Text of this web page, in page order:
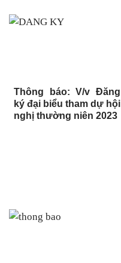
Thông báo: V/v Đăng
ký đại biểu tham dự hội
nghị thường niên 2023